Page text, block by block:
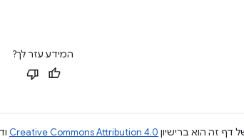
המידע עזר לך?
דף זה הוא ברישיון Creative Commons Attribution 4.0